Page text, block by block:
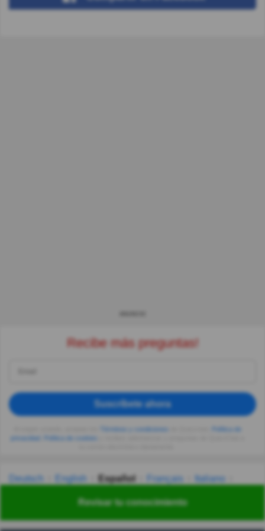
Revisar tu conocimiento
Recibe más preguntas!
Suscríbete ahora
Deutsch English Español Français
Italiano
Українська हिन्दी 한국어 汉语